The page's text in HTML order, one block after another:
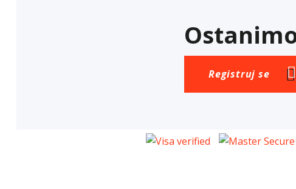
Registruj se